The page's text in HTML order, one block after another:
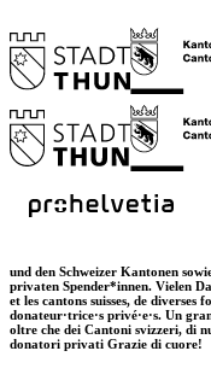
und den Schweizer Kantonen
privaten Spender*innen. Vielen
et les cantons suisses, de
donateur·trice·s privé·e·s. Un
oltre che dei Cantoni svizzeri, di
donatori privati Grazie di cuore!